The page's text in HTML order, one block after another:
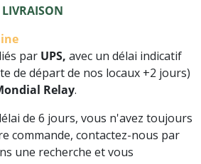
par UPS, avec un délai indicatif
de départ de nos locaux +2 jours)
Relay.
de 6 jours, vous n'avez toujours
commande, contactez-nous par
une recherche et vous